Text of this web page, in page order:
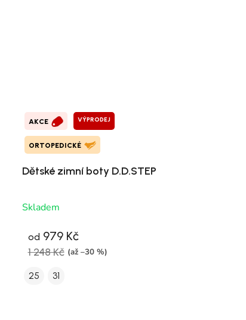
AKCE VÝPRODEJ
ORTOPEDICKÉ
Dětské zimní boty D.D.STEP
Skladem
od 979 Kč
1 248 Kč (až –30 %)
25 31